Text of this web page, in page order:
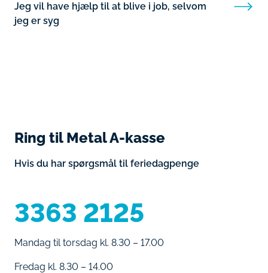
Jeg vil have hjælp til at blive i job, selvom
jeg er syg
Ring til Metal A-kasse
Hvis du har spørgsmål til feriedagpenge
3363 2125
Mandag til torsdag kl. 8.30 – 17.00
Fredag kl. 8.30 – 14.00